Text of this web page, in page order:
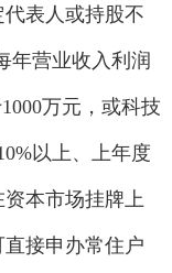
表人或持股不
年营业收入利润
万元，或科技
以上、上年度
本市场挂牌上
接申办常住户